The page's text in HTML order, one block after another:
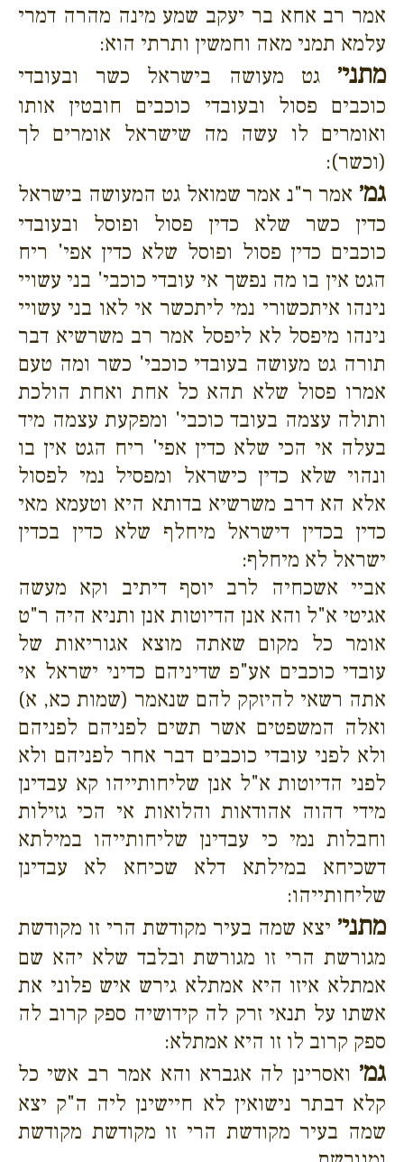
אמר רב אחא בר יעקב שמע מינה מהרה דמרי
עלמא תמני מאה וחמשין ותרתי הוא:
מתני׳ גט מעושה בישראל כשר ובעובדי
כוכבים פסול ובעובדי כוכבים חובטין אותו
ואומרים לו עשה מה שישראל אומרים לך
(וכשר):
גמ׳ אמר ר"נ אמר שמואל גט המעושה בישראל
כדין כשר שלא כדין פסול ופוסל ובעובדי
כוכבים כדין פסול ופוסל שלא כדין אפי' ריח
הגט אין בו מה נפשך אי עובדי כוכבי' בני עשויי
נינהו איתכשורי נמי ליתכשר אי לאו בני עשויי
נינהו מיפסל לא ליפסל אמר רב משרשיא דבר
תורה גט מעושה בעובדי כוכבי' כשר ומה טעם
אמרו פסול שלא תהא כל אחת ואחת הולכת
ותולה עצמה בעובד כוכבי' ומפקעת עצמה מיד
בעלה אי הכי שלא כדין אפי' ריח הגט אין בו
ונהוי שלא כדין כישראל ומפסיל נמי לפסול
אלא הא דרב משרשיא בדותא היא וטעמא מאי
כדין בכדין דישראל מיחלף שלא כדין בכדין
ישראל לא מיחלף:
אביי אשכחיה לרב יוסף דיתיב וקא מעשה
אגיטי א"ל והא אנן הדיוטות אנן ותניא היה ר"ט
אומר כל מקום שאתה מוצא אגוריאות של
עובדי כוכבים אע"פ שדיניהם כדיני ישראל אי
אתה רשאי להיזקק להם שנאמר (שמות כא, א)
ואלה המשפטים אשר תשים לפניהם לפניהם
ולא לפני עובדי כוכבים דבר אחר לפניהם ולא
לפני הדיוטות א"ל אנן שליחותייהו קא עבדינן
מידי דהוה אהודאות והלואות אי הכי גזילות
וחבלות נמי כי עבדינן שליחותייהו במילתא
דשכיחא במילתא דלא שכיחא לא עבדינן
שליחותייהו:
מתני׳ יצא שמה בעיר מקודשת הרי זו מקודשת
מגורשת הרי זו מגורשת ובלבד שלא יהא שם
אמתלא איזו היא אמתלא גירש איש פלוני את
אשתו על תנאי זרק לה קידושיה ספק קרוב לה
ספק קרוב לו זו היא אמתלא:
גמ׳ ואסרינן לה אגברא והא אמר רב אשי כל
קלא דבתר נישואין לא חיישינן ליה ה"ק יצא
שמה בעיר מקודשת הרי זו מקודשת מקודשת